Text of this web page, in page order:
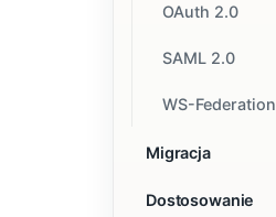
OAuth 2.0
SAML 2.0
WS-Federation
Migracja
Dostosowanie